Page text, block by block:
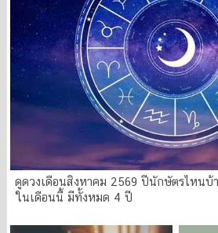
ดูดวงเดือนสิงหาคม 2569 ปีนักษัตรไหนบ้
ในเดือนนี้ มีทั้งหมด 4 ปี